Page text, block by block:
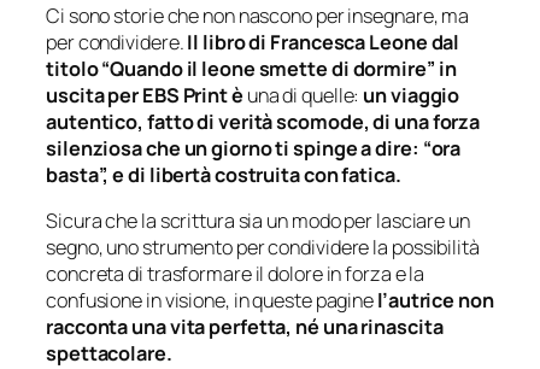
Ci sono storie che non nascono per insegnare, ma
per condividere.Il libro di Francesca Leone dal
titolo “Quando il leone smette di dormire” in
uscita per EBS Printè una di quelle: un viaggio
autentico, fatto di verità scomode, di una forza
silenziosa che un giorno ti spinge a dire: “ora
basta”, e di libertà costruita con fatica.
Sicura che la scrittura sia un modo per lasciare un
segno, uno strumento per condividere la possibilità
concreta di trasformare il dolore in forza e la
confusione in visione, in queste paginel’autrice non
racconta una vita perfetta, né una rinascita
spettacolare.